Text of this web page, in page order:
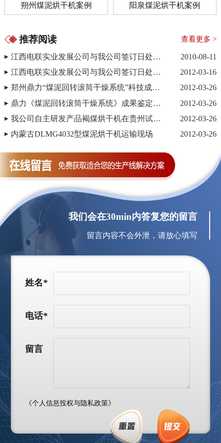
朔州煤泥烘干机案例 阳泉煤泥烘干机案例
推荐阅读 查看更多 >
江西电联实业发展公司与我公司签订日处理700吨的煤泥烘干机项目（一期）
2010-08-11
江西电联实业发展公司与我公司签订日处理700吨的煤泥烘干生产线（二期）
2012-03-16
郑州鼎力“煤泥回转滚筒干燥系统”科技成果鉴定会—会议现场
2012-03-26
鼎力《煤泥回转滚筒干燥系统》成果鉴定会取得圆满成功
2012-03-26
我公司自主研发产品褐煤烘干机在贵州试机成功
2012-03-26
内蒙古DLMG4032型煤泥烘干机运输现场
2012-03-26
我们会在30min内答复您的留言
留言内容不会外泄，请放心填写
姓名*
电话*
留言
《个人信息投权与隐私政策》